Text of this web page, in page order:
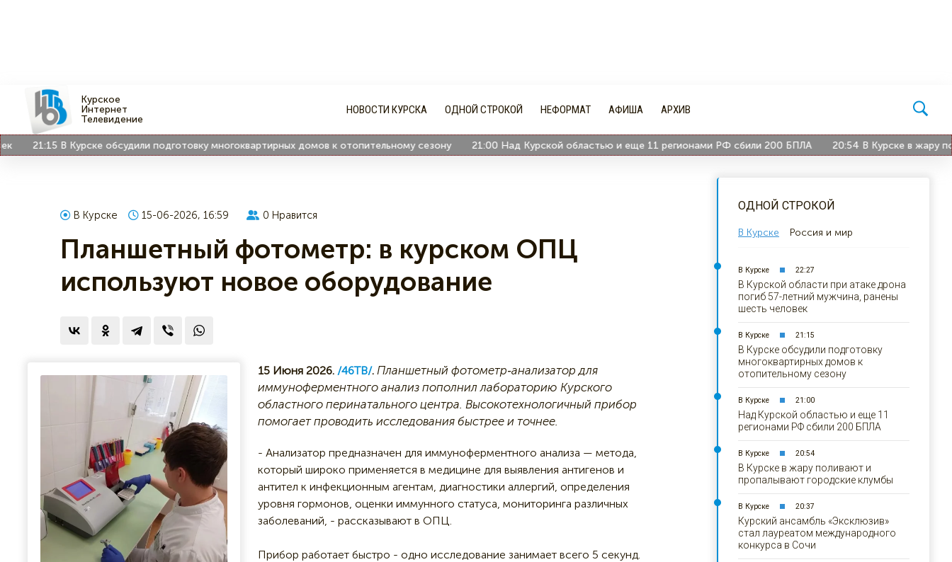
Курское
Интернет
Телевидение
НОВОСТИ КУРСКА ОДНОЙ СТРОКОЙ НЕФОРМАТ АФИША АРХИВ
21:15 В Курске обсудили подготовку многоквартирных домов к отопительному сезону 21:00 Над Курской областью и еще 11 регионами РФ сбили 200 БПЛА 20:54 В Курске в жару
В Курске 15-06-2026, 16:59 0 Нравится
Планшетный фотометр: в курском ОПЦ
используют новое оборудование
15 Июня 2026. /46ТВ/. Планшетный фотометр‑анализатор для
иммуноферментного анализ пополнил лабораторию Курского
областного перинатального центра. Высокотехнологичный прибор
помогает проводить исследования быстрее и точнее.
- Анализатор предназначен для иммуноферментного анализа — метода,
который широко применяется в медицине для выявления антигенов и
антител к инфекционным агентам, диагностики аллергий, определения
уровня гормонов, оценки иммунного статуса, мониторинга различных
заболеваний, - рассказывают в ОПЦ.
Прибор работает быстро - одно исследование занимает всего 5 секунд.
ОДНОЙ СТРОКОЙ
В Курске Россия и мир
В Курске 22:27
В Курской области при атаке дрона
погиб 57-летний мужчина, ранены
шесть человек
В Курске 21:15
В Курске обсудили подготовку
многоквартирных домов к
отопительному сезону
В Курске 21:00
Над Курской областью и еще 11
регионами РФ сбили 200 БПЛА
В Курске 20:54
В Курске в жару поливают и
пропалывают городские клумбы
В Курске 20:37
Курский ансамбль «Эксклюзив»
стал лауреатом международного
конкурса в Сочи